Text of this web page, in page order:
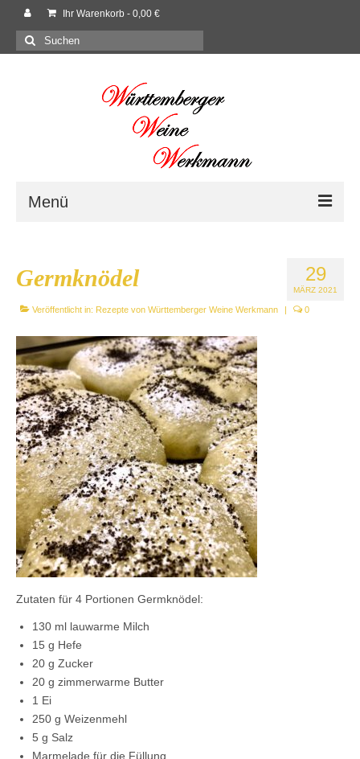
Ihr Warenkorb - 0,00 €
Suchen
nach:
Menü
Shop
Neues
Rezepte
Kontaktieren Sie uns!
Mein Konto
29
MÄRZ 2021
Germknödel
Veröffentlicht in: Rezepte von Württemberger Weine Werkmann | 0
Zutaten für 4 Portionen Germknödel:
130 ml lauwarme Milch
15 g Hefe
20 g Zucker
20 g zimmerwarme Butter
1 Ei
250 g Weizenmehl
5 g Salz
Marmelade für die Füllung